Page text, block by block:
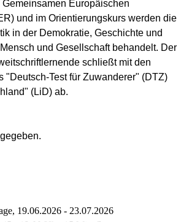
Europäischen
und im Orientierungskurs werden die
in der Demokratie, Geschichte und
und Gesellschaft behandelt. Der
schließt mit den
"Deutsch-Test für Zuwanderer" (DTZ)
(LiD) ab.
19.06.2026 - 23.07.2026